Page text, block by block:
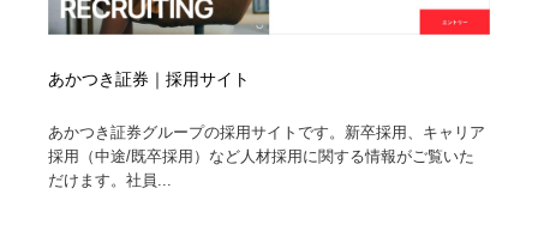
あかつき証券｜採用サイト
あかつき証券グループの採用サイトです。新卒採用、キャリア
採用（中途/既卒採用）など人材採用に関する情報がご覧いた
だけます。社員...